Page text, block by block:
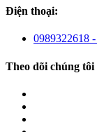
Điện thoại:
0989322618
Theo dõi chúng tôi